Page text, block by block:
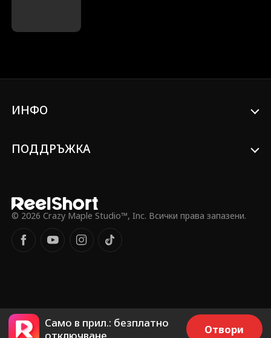
ИНФО
ПОДДРЪЖКА
© 2026 Crazy Maple Studio™, Inc. Всички права запазени.
Само в прил.: безплатно
Отвори